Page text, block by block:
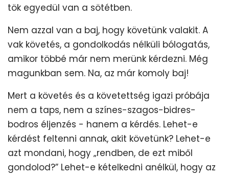
tök egyedül van a sötétben.
Nem azzal van a baj, hogy követünk valakit. A
vak követés, a gondolkodás nélküli bólogatás,
amikor többé már nem merünk kérdezni. Még
magunkban sem. Na, az már komoly baj!
Mert a követés és a követettség igazi próbája
nem a taps, nem a színes-szagos-bidres-
bodros éljenzés - hanem a kérdés. Lehet-e
kérdést feltenni annak, akit követünk? Lehet-e
azt mondani, hogy „rendben, de ezt miből
gondolod?” Lehet-e kételkedni anélkül, hogy az